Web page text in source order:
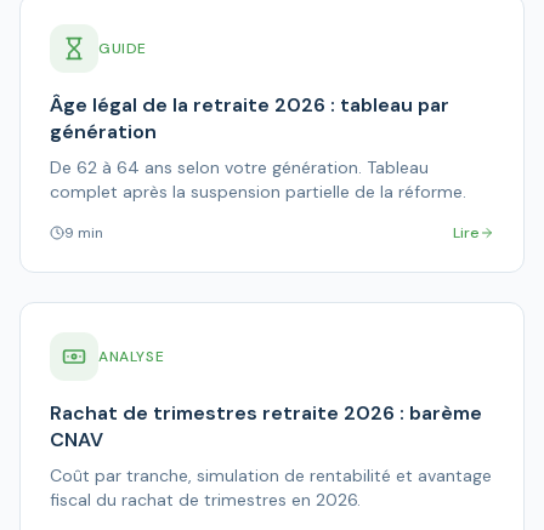
GUIDE
Âge légal de la retraite 2026 : tableau par
génération
De 62 à 64 ans selon votre génération. Tableau
complet après la suspension partielle de la réforme.
9 min Lire
ANALYSE
Rachat de trimestres retraite 2026 : barème
CNAV
Coût par tranche, simulation de rentabilité et avantage
fiscal du rachat de trimestres en 2026.